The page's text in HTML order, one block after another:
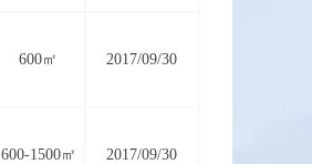
600㎡ 2017/09/30
600-1500㎡ 2017/09/30